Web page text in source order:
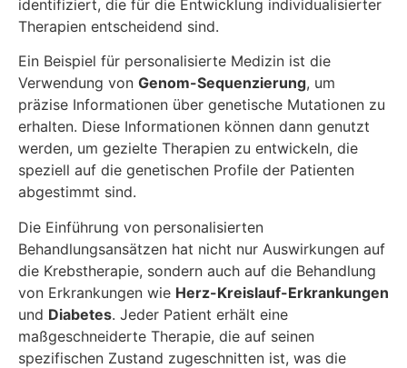
identifiziert, die für die Entwicklung individualisierter
Therapien entscheidend sind.
Ein Beispiel für personalisierte Medizin ist die
Verwendung von Genom-Sequenzierung, um
präzise Informationen über genetische Mutationen zu
erhalten. Diese Informationen können dann genutzt
werden, um gezielte Therapien zu entwickeln, die
speziell auf die genetischen Profile der Patienten
abgestimmt sind.
Die Einführung von personalisierten
Behandlungsansätzen hat nicht nur Auswirkungen auf
die Krebstherapie, sondern auch auf die Behandlung
von Erkrankungen wie Herz-Kreislauf-Erkrankungen
und Diabetes. Jeder Patient erhält eine
maßgeschneiderte Therapie, die auf seinen
spezifischen Zustand zugeschnitten ist, was die